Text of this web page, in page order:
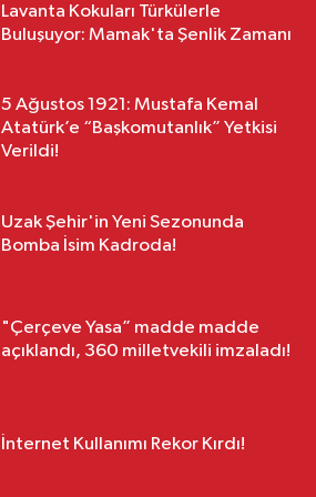
Lavanta Kokuları Türkülerle
Buluşuyor: Mamak'ta Şenlik Zamanı
5 Ağustos 1921: Mustafa Kemal
Atatürk’e “Başkomutanlık” Yetkisi
Verildi!
Uzak Şehir'in Yeni Sezonunda
Bomba İsim Kadroda!
"Çerçeve Yasa” madde madde
açıklandı, 360 milletvekili imzaladı!
İnternet Kullanımı Rekor Kırdı!